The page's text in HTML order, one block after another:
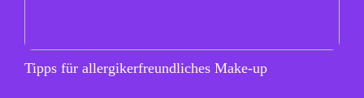
Tipps für allergikerfreundliches Make-up